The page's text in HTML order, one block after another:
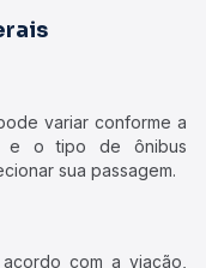
variar conforme a
e o tipo de ônibus
sua passagem.
com a viação,